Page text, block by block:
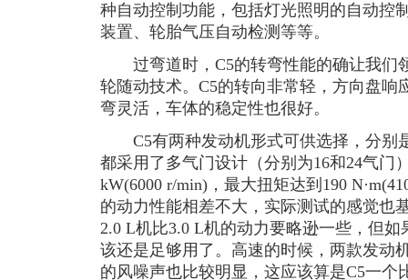
种自动控制功能，包括灯光照明的自动控
装置、轮胎气压自动检测等等。
过弯道时，C5的转弯性能的确让我们
轮随动技术。C5的转向非常轻，方向盘响
弯灵活，车体的稳定性也很好。
C5有两种发动机形式可供选择，分别
都采用了多气门设计（分别为16和24气门
kW(6000 r/min)，最大扭矩达到190
的动力性能相差不大，实际测试的感觉也
2.0 L机比3.0 L机的动力要略逊一些，但
该还是足够用了。高速的时候，两款发动
的风噪声也比较明显，这应该算是C5一个